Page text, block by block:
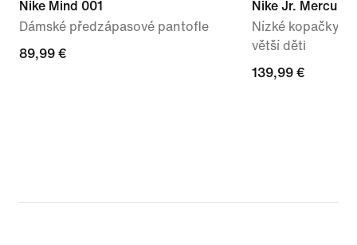
Nike Mind 001
Dámské předzápasové pantofle
89,99 €
89,99 €
Nike Jr.
Nízké kopačky
větší děti
139,99 €
139,99 €